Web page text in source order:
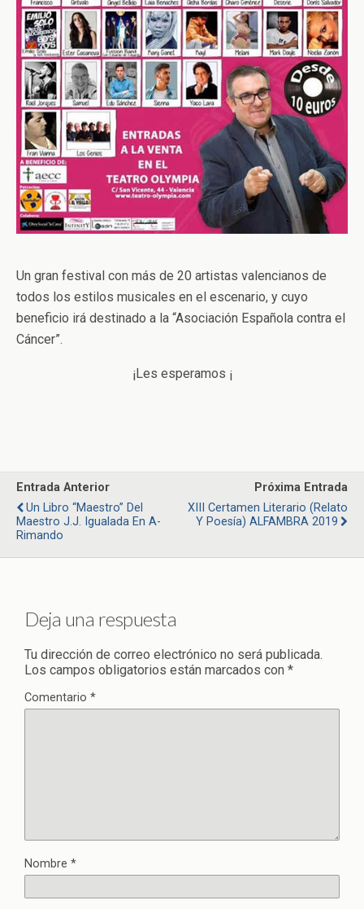
Un gran festival con más de 20 artistas valencianos de
todos los estilos musicales en el escenario, y cuyo
beneficio irá destinado a la “Asociación Española contra el
Cáncer”.
¡Les esperamos ¡
Entrada Anterior
Un Libro “maestro” Del
Maestro J.J. Igualada En A-
Rimando
Próxima Entrada
XIII Certamen Literario (Relato
Y Poesía) ALFAMBRA 2019
Deja una respuesta
Tu dirección de correo electrónico no será publicada.
Los campos obligatorios están marcados con *
Comentario *
Nombre *